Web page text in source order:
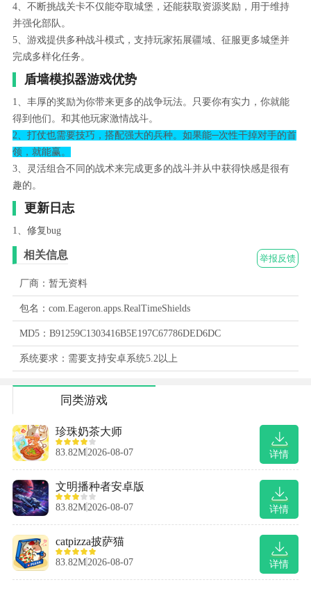
4、不断挑战关卡不仅能夺取城堡，还能获取资源奖励，用于维持
并强化部队。
5、游戏提供多种战斗模式，支持玩家拓展疆域、征服更多城堡并
完成多样化任务。
盾墙模拟器游戏优势
1、丰厚的奖励为你带来更多的战争玩法。只要你有实力，你就能
得到他们。和其他玩家激情战斗。
2、打仗也需要技巧，搭配强大的兵种。如果能─次性干掉对手的首
领，就能赢。
3、灵活组合不同的战术来完成更多的战斗并从中获得快感是很有
趣的。
更新日志
1、修复bug
举报反馈
相关信息
厂商：暂无资料
包名：com.Eageron.apps.RealTimeShields
MD5：B91259C1303416B5E197C67786DED6DC
系统要求：需要支持安卓系统5.2以上
同类游戏
详情
珍珠奶茶大师
83.82M 2026-08-07
详情
文明播种者安卓版
83.82M 2026-08-07
详情
catpizza披萨猫
83.82M 2026-08-07